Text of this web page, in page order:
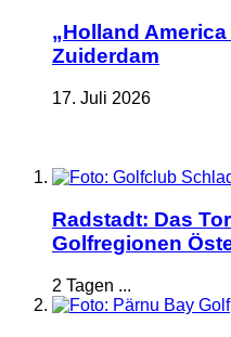
„Holland
Zuiderdam
17. Juli 2026
Radstadt: Das
Golfregionen
2 Tagen ...